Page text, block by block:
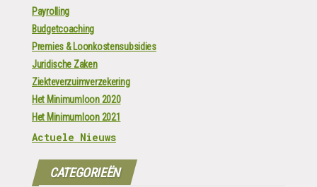
Payrolling
Budgetcoaching
Premies & Loonkostensubsidies
Juridische Zaken
Ziekteverzuimverzekering
Het Minimumloon 2020
Het Minimumloon 2021
Actuele Nieuws
CATEGORIEËN